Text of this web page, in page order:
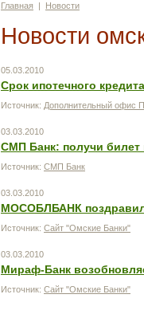
Главная | Новости
Новости
05.03.2010
Срок ипотечного
Источник: Дополнительный офис
03.03.2010
СМП Банк: получи билет
Источник: СМП Банк
03.03.2010
МОСОБЛБАНК
Источник: Сайт "Омские Банки"
03.03.2010
Мираф-Банк
Источник: Сайт "Омские Банки"